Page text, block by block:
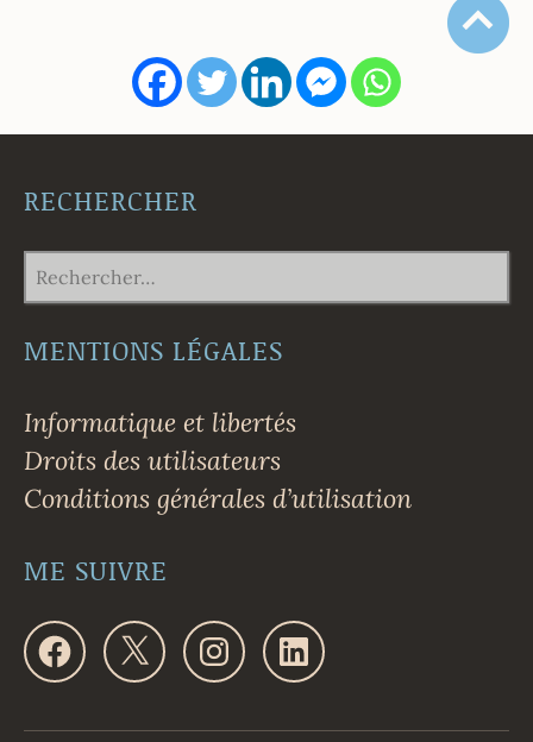
RECHERCHER
MENTIONS LÉGALES
Informatique et libertés
Droits des utilisateurs
Conditions générales d’utilisation
ME SUIVRE
F
a
c
b
X I
n
s
a
L
n
e